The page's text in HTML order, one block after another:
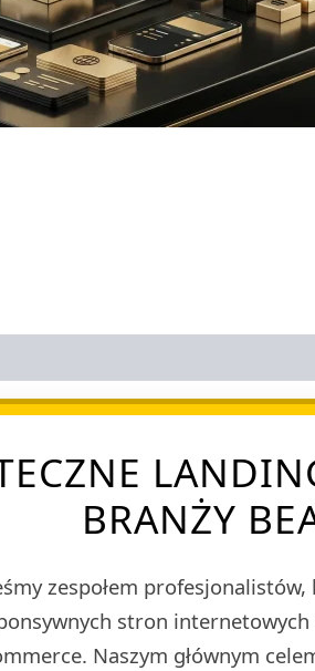
BRANŻY
zespołem
stron
Naszym głównym